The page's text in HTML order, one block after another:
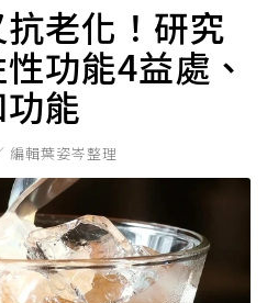
老化！研究
功能4益處、
能
編輯葉姿岑整理